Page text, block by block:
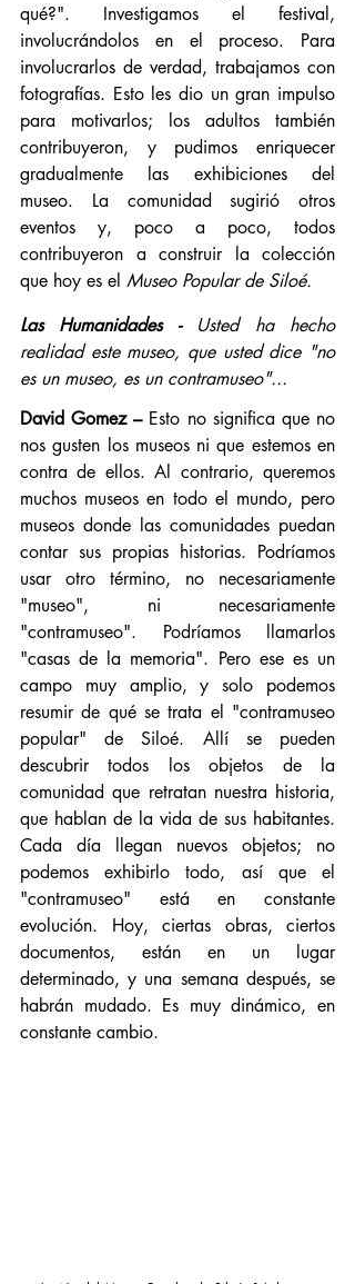
qué?". Investigamos el festival,
involucrándolos en el proceso. Para
involucrarlos de verdad, trabajamos con
fotografías. Esto les dio un gran impulso
para motivarlos; los adultos también
contribuyeron, y pudimos enriquecer
gradualmente las exhibiciones del
museo. La comunidad sugirió otros
eventos y, poco a poco, todos
contribuyeron a construir la colección
que hoy es el Museo Popular de Siloé.
Las Humanidades -
Usted ha hecho
realidad este museo, que usted dice "no
es un museo, es un contramuseo"...
David Gomez – Esto no significa que no
nos gusten los museos ni que estemos en
contra de ellos. Al contrario, queremos
muchos museos en todo el mundo, pero
museos donde las comunidades puedan
contar sus propias historias. Podríamos
usar otro término, no necesariamente
"museo", ni necesariamente
"contramuseo". Podríamos llamarlos
"casas de la memoria". Pero ese es un
campo muy amplio, y solo podemos
resumir de qué se trata el "contramuseo
popular" de Siloé. Allí se pueden
descubrir todos los objetos de la
comunidad que retratan nuestra historia,
que hablan de la vida de sus habitantes.
Cada día llegan nuevos objetos; no
podemos exhibirlo todo, así que el
"contramuseo" está en constante
evolución. Hoy, ciertas obras, ciertos
documentos, están en un lugar
determinado, y una semana después, se
habrán mudado. Es muy dinámico, en
constante cambio.